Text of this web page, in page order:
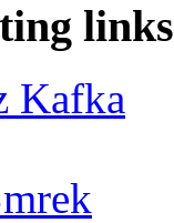
links
Kafka